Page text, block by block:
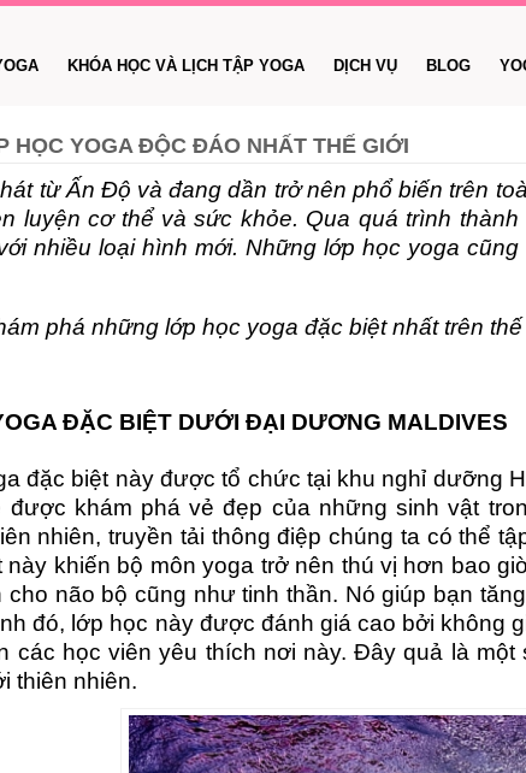
KHÓA HỌC VÀ LỊCH TẬP YOGA DỊCH VỤ BLOG
HỌC YOGA ĐỘC ĐÁO NHẤT THẾ GIỚI
từ Ấn Độ và đang dần trở nên phổ biến trên
luyện cơ thể và sức khỏe. Qua quá trình
nhiều loại hình mới. Những lớp học yoga
phá những lớp học yoga đặc biệt nhất trên
ĐẶC BIỆT DƯỚI ĐẠI DƯƠNG MALDIVES
đặc biệt này được tổ chức tại khu nghỉ dưỡng
được khám phá vẻ đẹp của những sinh vật
nhiên, truyền tải thông điệp chúng ta có thể
này khiến bộ môn yoga trở nên thú vị hơn bao
cho não bộ cũng như tinh thần. Nó giúp bạn
đó, lớp học này được đánh giá cao bởi không
các học viên yêu thích nơi này. Đây quả là
thiên nhiên.